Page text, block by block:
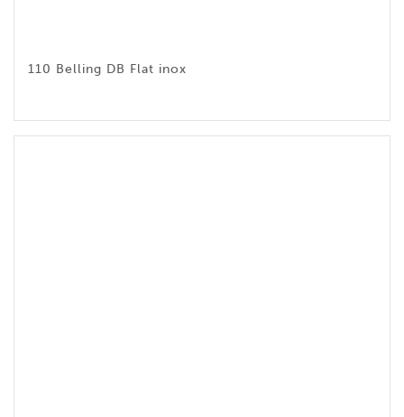
110 Belling DB Flat inox